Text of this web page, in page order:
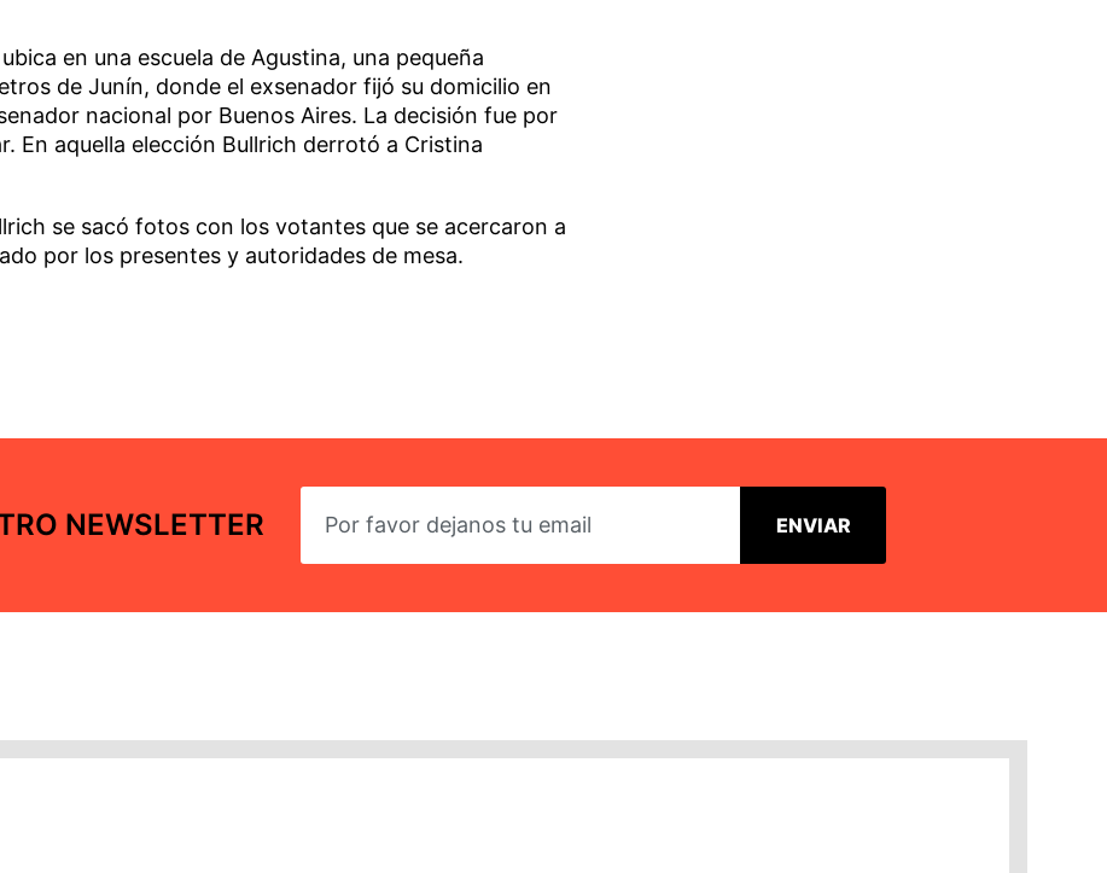
en una escuela de Agustina, una pequeña
de Junín, donde el exsenador fijó su domicilio en
nacional por Buenos Aires. La decisión fue por
En aquella elección Bullrich derrotó a Cristina
se sacó fotos con los votantes que se acercaron a
por los presentes y autoridades de mesa.
NEWSLETTER